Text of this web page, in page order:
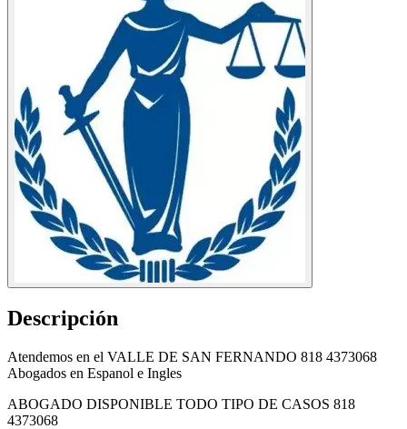
Descripción
Atendemos en el VALLE DE SAN FERNANDO 818 4373068
Abogados en Espanol e Ingles
ABOGADO DISPONIBLE TODO TIPO DE CASOS 818
4373068